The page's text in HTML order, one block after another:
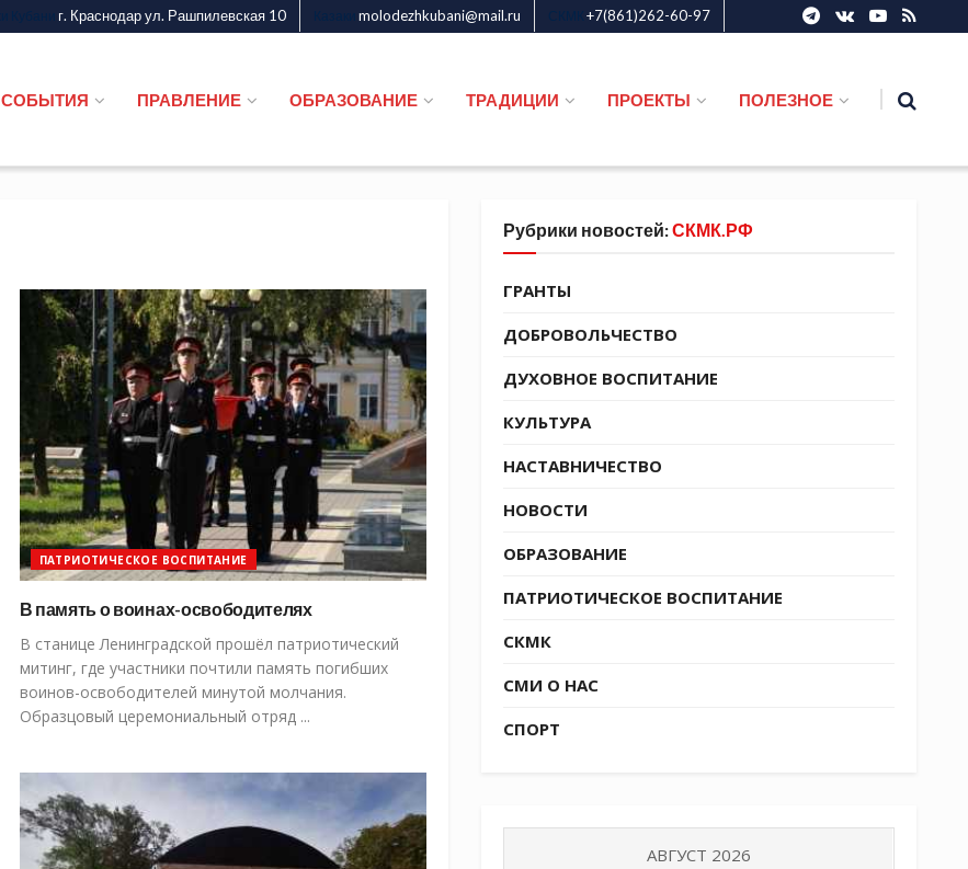
г. Краснодар ул. Рашпилевская 10 molodezhkubani@mail.ru +7(861)262-60-97
СОБЫТИЯ ПРАВЛЕНИЕ ОБРАЗОВАНИЕ ТРАДИЦИИ ПРОЕКТЫ ПОЛЕЗНОЕ
ПАТРИОТИЧЕСКОЕ ВОСПИТАНИЕ
В память о воинах-освободителях
В станице Ленинградской прошёл патриотический
митинг, где участники почтили память погибших
воинов-освободителей минутой молчания.
Образцовый церемониальный отряд ...
Рубрики новостей:СКМК.РФ
ГРАНТЫ
ДОБРОВОЛЬЧЕСТВО
ДУХОВНОЕ ВОСПИТАНИЕ
КУЛЬТУРА
НАСТАВНИЧЕСТВО
НОВОСТИ
ОБРАЗОВАНИЕ
ПАТРИОТИЧЕСКОЕ ВОСПИТАНИЕ
СКМК
СМИ О НАС
СПОРТ
АВГУСТ 2026